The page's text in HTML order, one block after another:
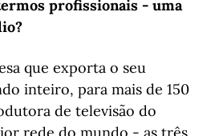
profissionais - uma
que exporta o seu
inteiro, para mais de 150
de televisão do